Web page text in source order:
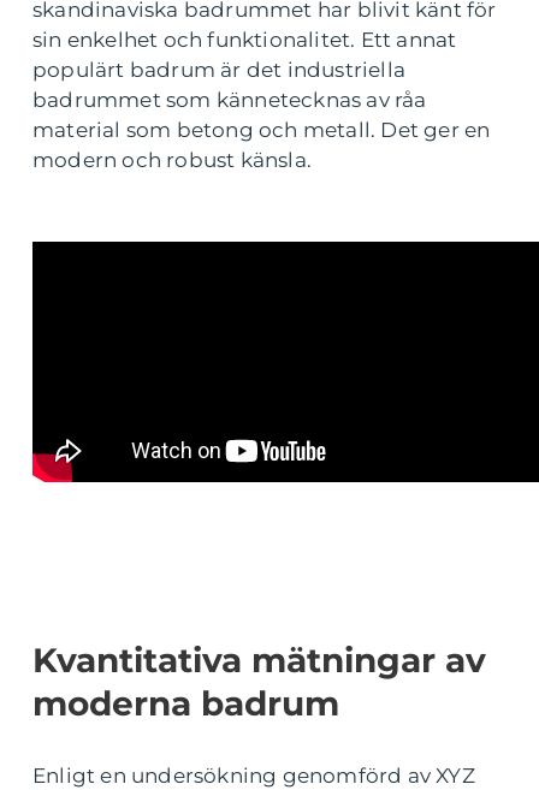
skandinaviska badrummet har blivit känt för
sin enkelhet och funktionalitet. Ett annat
populärt badrum är det industriella
badrummet som kännetecknas av råa
material som betong och metall. Det ger en
modern och robust känsla.
Kvantitativa mätningar av
moderna badrum
Enligt en undersökning genomförd av XYZ